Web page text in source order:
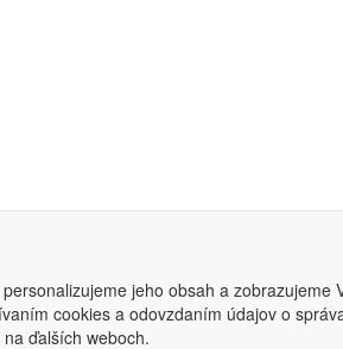
jeho obsah a zobrazujeme
cookies a odovzdaním údajov o
ďalších weboch.